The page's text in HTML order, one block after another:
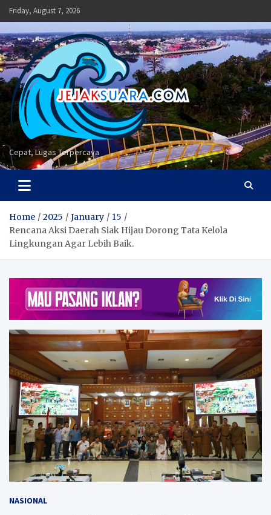
Skip
to
content
Friday, August 7, 2026
Cepat, Lugas Terpercaya
Home 2025 January
15
Rencana Aksi Daerah Siak Hijau Dorong Tata Kelola
Lingkungan Agar Lebih Baik.
NASIONAL